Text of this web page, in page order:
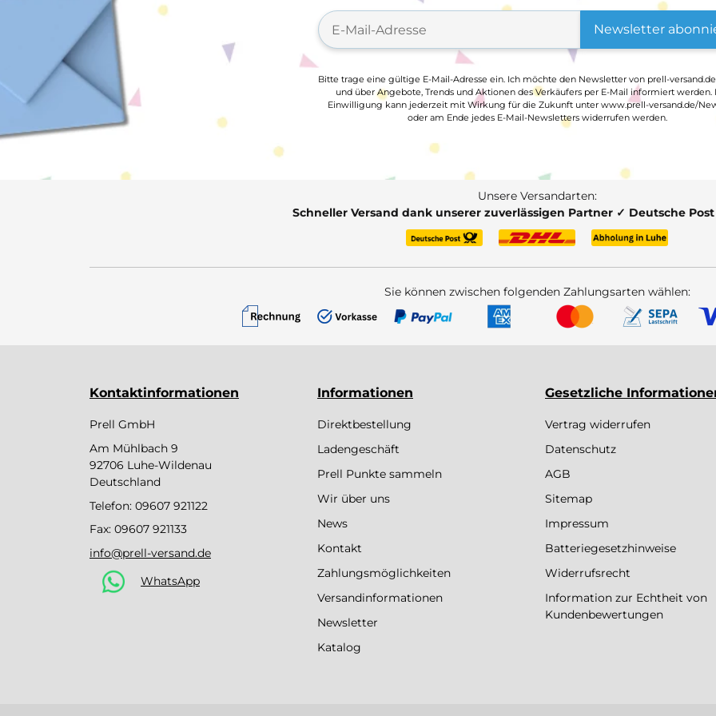
Newsletter
Bitte trage eine gültige E-Mail-Adresse ein. Ich möchte den Newsletter von prell-
und über Angebote, Trends und Aktionen des Verkäufers per E-Mail informiert werden.
Einwilligung kann jederzeit mit Wirkung für die Zukunft unter www.prell-versand.de/
oder am Ende jedes E-Mail-Newsletters widerrufen werden.
Unsere Versandarten:
Schneller Versand dank unserer zuverlässigen Partner ✓ Deutsche
Sie können zwischen folgenden Zahlungsarten wählen:
Kontaktinformationen
Prell GmbH
Am Mühlbach 9
92706 Luhe-Wildenau
Deutschland
Telefon: 09607 921122
Fax: 09607 921133
info@prell-versand.de
WhatsApp
Informationen
Direktbestellung
Ladengeschäft
Prell Punkte sammeln
Wir über uns
News
Kontakt
Zahlungsmöglichkeiten
Versandinformationen
Newsletter
Katalog
Gesetzliche
Vertrag widerrufen
Datenschutz
AGB
Sitemap
Impressum
Batteriegesetzhinweise
Widerrufsrecht
Information zur Echtheit von
Kundenbewertungen